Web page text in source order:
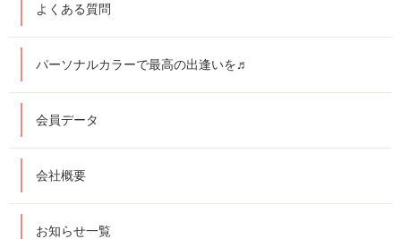
よくある質問
パーソナルカラーで最高の出逢いを♬
会員データ
会社概要
お知らせ一覧